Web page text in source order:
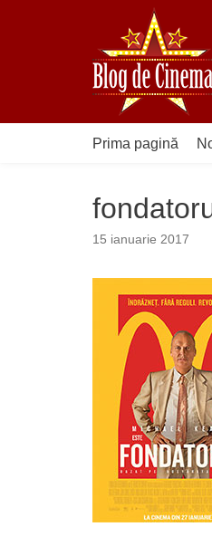
Prima pagină
15 ianuarie 2017